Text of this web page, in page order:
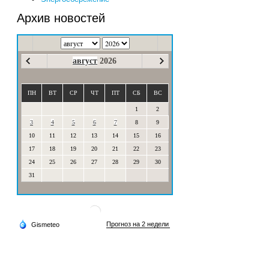
Архив новостей
август 2026
ПН ВТ СР ЧТ ПТ СБ ВС
1
2
3
4 5 6 7 8
9
10
11 12 13 14 15
16
17
18 19 20 21 22
23
24
25 26 27 28 29
30
31